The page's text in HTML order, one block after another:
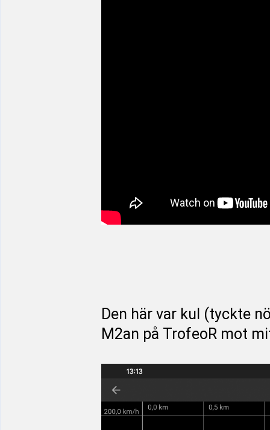
Den här var kul (tyckte
M2an på TrofeoR mot